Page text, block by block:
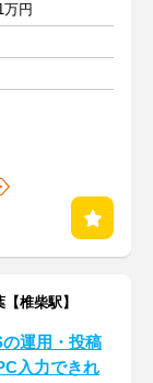
万円
椎柴駅】
の運用・投稿
入力できれ